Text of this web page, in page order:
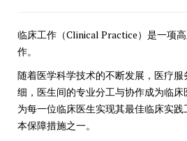
临床工作（Clinical Practice）是一项
作。
随着医学科学技术的不断发展，医疗
细，医生间的专业分工与协作成为临
为每一位临床医生实现其最佳临床实
本保障措施之一。